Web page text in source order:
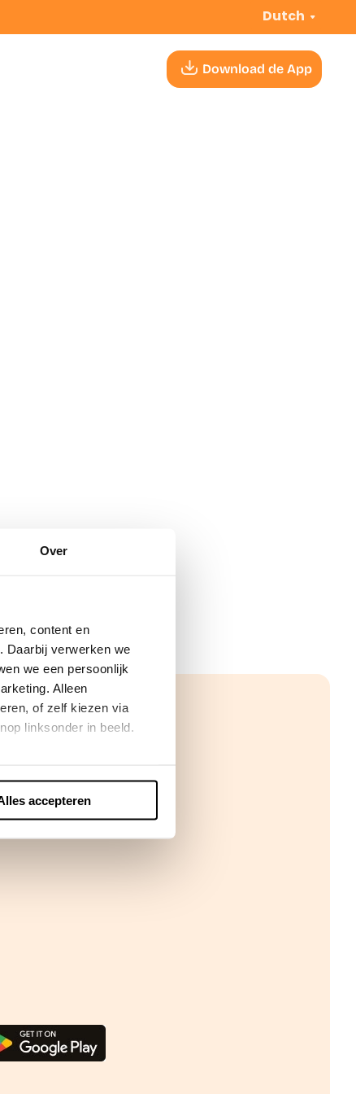
Over
content en
Daarbij verwerken we
we een persoonlijk
Alleen
of zelf kiezen via
linksonder in beeld.
accepteren
Dutch
Download de App